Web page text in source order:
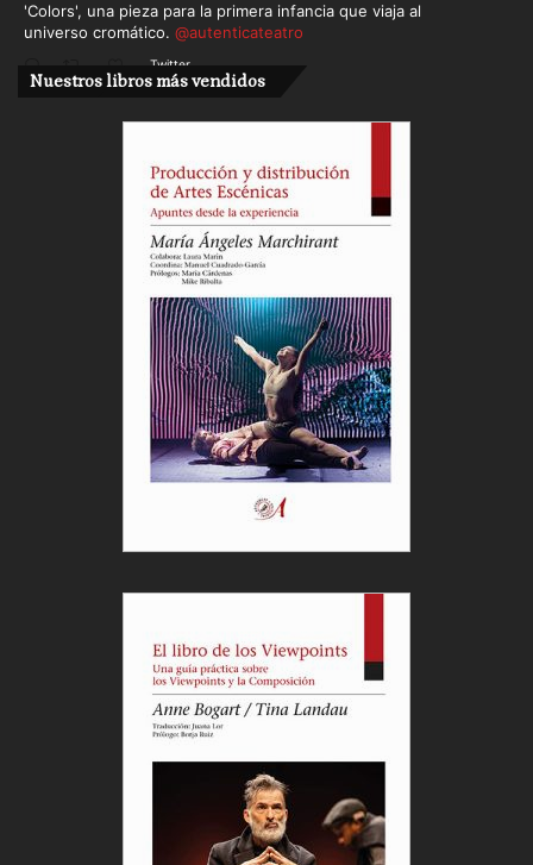
'Colors', una pieza para la primera infancia que viaja al
universo cromático. @autenticateatro
Twitter
Cargar más
Nuestros libros más vendidos